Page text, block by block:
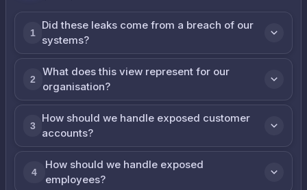
1
Did these leaks come from a breach of our
systems?
2
What does this view represent for our
organisation?
3
How should we handle exposed customer
accounts?
4
How should we handle exposed
employees?